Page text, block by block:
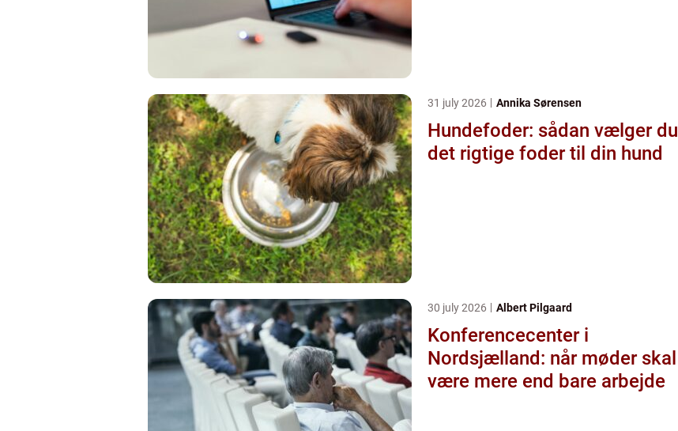
31 july 2026 Annika Sørensen
Hundefoder: sådan vælger du
det rigtige foder til din hund
30 july 2026 Albert Pilgaard
Konferencecenter i
Nordsjælland: når møder skal
være mere end bare arbejde